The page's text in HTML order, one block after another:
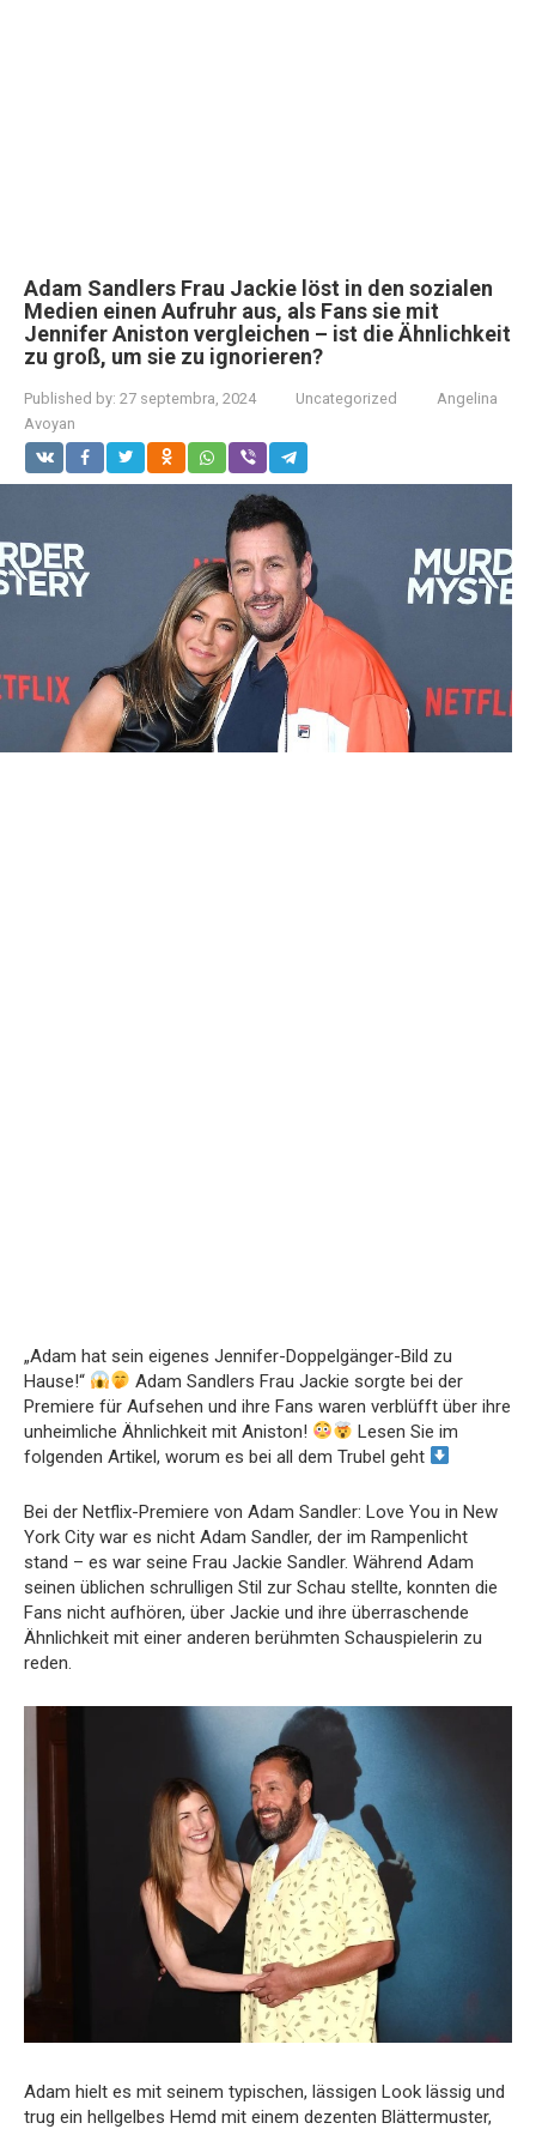
Adam Sandlers Frau Jackie löst in den sozialen
Medien einen Aufruhr aus, als Fans sie mit
Jennifer Aniston vergleichen – ist die Ähnlichkeit
zu groß, um sie zu ignorieren?
Published by: 27 septembra, 2024 Uncategorized
Angelina
Avoyan
„Adam hat sein eigenes Jennifer-Doppelgänger-Bild zu
Hause!“
Adam Sandlers Frau Jackie sorgte bei der
Premiere für Aufsehen und ihre Fans waren verblüfft über ihre
unheimliche Ähnlichkeit mit Aniston!
Lesen Sie im
folgenden Artikel, worum es bei all dem Trubel geht
Bei der Netflix-Premiere von Adam Sandler: Love You in New
York City war es nicht Adam Sandler, der im Rampenlicht
stand – es war seine Frau Jackie Sandler. Während Adam
seinen üblichen schrulligen Stil zur Schau stellte, konnten die
Fans nicht aufhören, über Jackie und ihre überraschende
Ähnlichkeit mit einer anderen berühmten Schauspielerin zu
reden.
Adam hielt es mit seinem typischen, lässigen Look lässig und
trug ein hellgelbes Hemd mit einem dezenten Blättermuster,